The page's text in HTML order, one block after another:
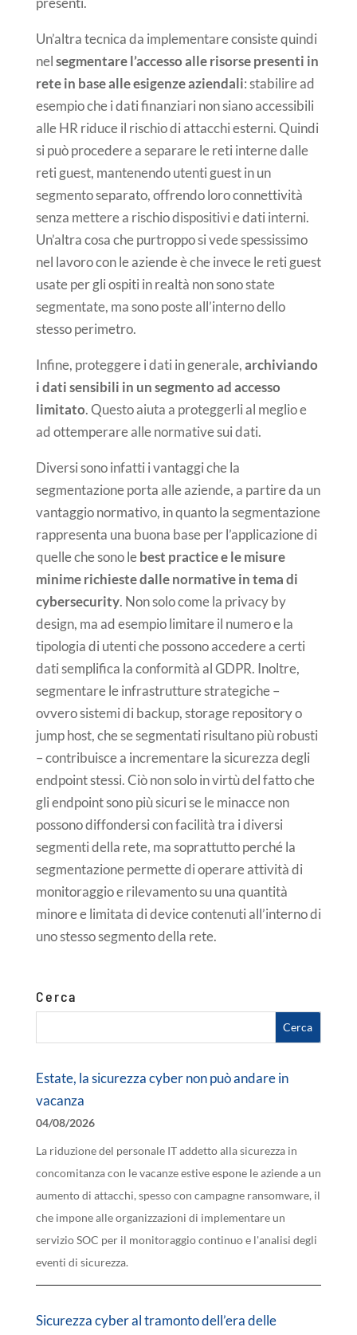
Un’altra tecnica da implementare consiste quindi
nelsegmentare l’accesso alle risorse presenti in
rete in base alle esigenze aziendali: stabilire ad
esempio che i dati finanziari non siano accessibili
alle HR riduce il rischio di attacchi esterni. Quindi
si può procedere a separare le reti interne dalle
reti guest, mantenendo utenti guest in un
segmento separato, offrendo loro connettività
senza mettere a rischio dispositivi e dati interni.
Un’altra cosa che purtroppo si vede spessissimo
nel lavoro con le aziende è che invece le reti guest
usate per gli ospiti in realtà non sono state
segmentate, ma sono poste all’interno dello
stesso perimetro.
Infine, proteggere i dati in generale,archiviando
i dati sensibili in un segmento ad accesso
limitato. Questo aiuta a proteggerli al meglio e
ad ottemperare alle normative sui dati.
Diversi sono infatti i vantaggi che la
segmentazione porta alle aziende, a partire da un
vantaggio normativo, in quanto la segmentazione
rappresenta una buona base per l’applicazione di
quelle che sono lebest practice e le misure
minime richieste dalle normative in tema di
cybersecurity. Non solo come la privacy by
design, ma ad esempio limitare il numero e la
tipologia di utenti che possono accedere a certi
dati semplifica la conformità al GDPR. Inoltre,
segmentare le infrastrutture strategiche –
ovvero sistemi di backup, storage repository o
jump host, che se segmentati risultano più robusti
– contribuisce a incrementare la sicurezza degli
endpoint stessi. Ciò non solo in virtù del fatto che
gli endpoint sono più sicuri se le minacce non
possono diffondersi con facilità tra i diversi
segmenti della rete, ma soprattutto perché la
segmentazione permette di operare attività di
monitoraggio e rilevamento su una quantità
minore e limitata di device contenuti all’interno di
uno stesso segmento della rete.
Cerca
per:
Estate, la sicurezza cyber non può andare in
vacanza
04/08/2026
La riduzione del personale IT addetto alla sicurezza in
concomitanza con le vacanze estive espone le aziende a un
aumento di attacchi, spesso con campagne ransomware, il
che impone alle organizzazioni di implementare un
servizio SOC per il monitoraggio continuo e l'analisi degli
eventi di sicurezza.
Sicurezza cyber al tramonto dell’era delle